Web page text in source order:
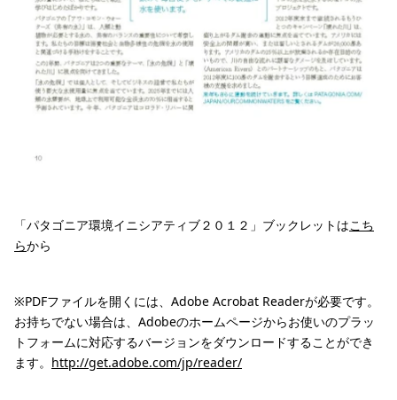
「パタゴニア環境イニシアティブ２０１２」ブックレットはこち
らから
※PDFファイルを開くには、Adobe Acrobat Readerが必要です。
お持ちでない場合は、Adobeのホームページからお使いのプラッ
トフォームに対応するバージョンをダウンロードすることができ
ます。 http://get.adobe.com/jp/reader/